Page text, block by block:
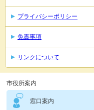
プライバシーポリシー
免責事項
リンクについて
市役所案内
窓口案内